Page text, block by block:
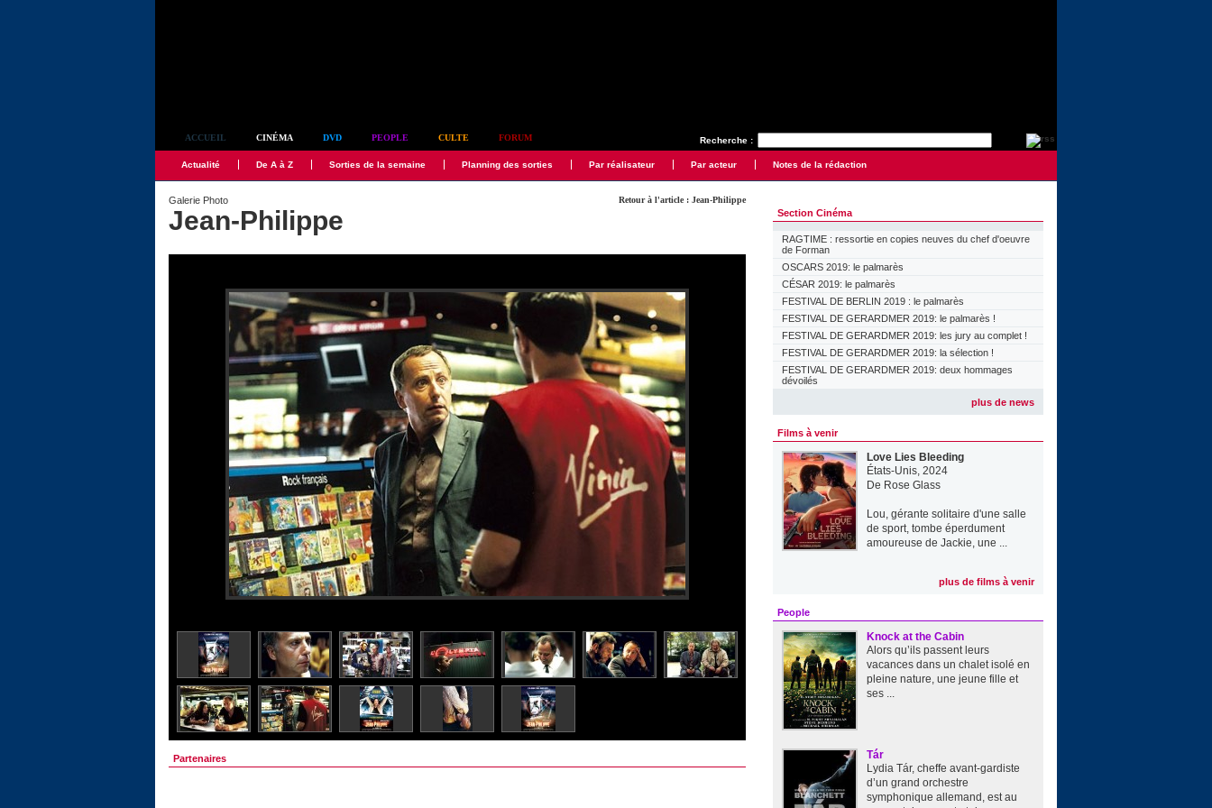
Recherche :
ACCUEIL CINÉMA DVD PEOPLE CULTE FORUM
Actualité De A à Z Sorties de la semaine Planning des sorties Par réalisateur Par acteur Notes de la rédaction
Retour à l'article : Jean-Philippe
Galerie Photo
Jean-Philippe
Partenaires
Section Cinéma
RAGTIME : ressortie en copies neuves du chef d'oeuvre
de Forman
OSCARS 2019: le palmarès
CÉSAR 2019: le palmarès
FESTIVAL DE BERLIN 2019 : le palmarès
FESTIVAL DE GERARDMER 2019: le palmarès !
FESTIVAL DE GERARDMER 2019: les jury au complet !
FESTIVAL DE GERARDMER 2019: la sélection !
FESTIVAL DE GERARDMER 2019: deux hommages
dévoilés
plus de news
Films à venir
Love Lies Bleeding
États-Unis, 2024
De Rose Glass
Lou, gérante solitaire d'une salle
de sport, tombe éperdument
amoureuse de Jackie, une ...
plus de films à venir
People
Knock at the Cabin
Alors qu’ils passent leurs
vacances dans un chalet isolé en
pleine nature, une jeune fille et
ses ...
Tár
Lydia Tár, cheffe avant-gardiste
d’un grand orchestre
symphonique allemand, est au